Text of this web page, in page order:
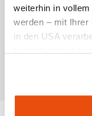
weiterhin in
werden – mit Ihrer
in den USA
Platforms, Inc.)
Ergebnisse